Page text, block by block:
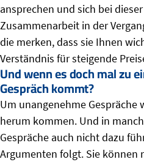
ansprechen und sich bei
Zusammenarbeit in der
die merken, dass sie Ihnen
Verständnis für steigende
Und wenn es doch mal zu
Gespräch kommt?
Um unangenehme Gespräche
herum kommen. Und in
Gespräche auch nicht dazu
Argumenten folgt. Sie können